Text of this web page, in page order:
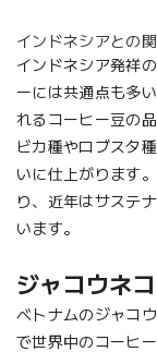
インドネシアとの
インドネシア発祥
ーには共通点も多
れるコーヒー豆の
ビカ種やロブスタ
いに仕上がります
り、近年はサステ
います。
ジャコウネ
ベトナムのジャコ
で世界中のコーヒ